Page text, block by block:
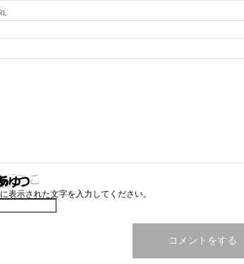
表示された文字を入力してください。